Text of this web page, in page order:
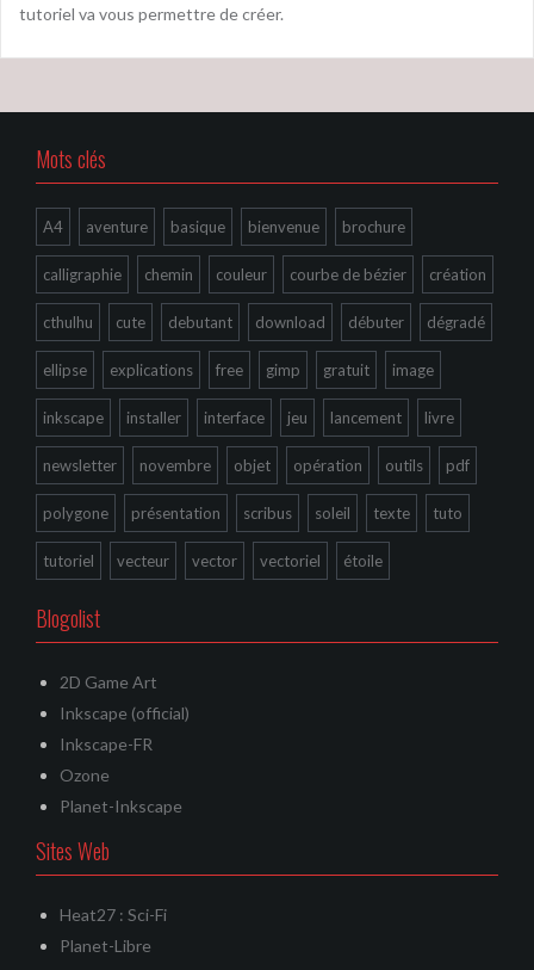
tutoriel va vous permettre de créer.
Mots clés
A4 aventure basique bienvenue brochure
calligraphie chemin couleur courbe de bézier création
cthulhu cute debutant download débuter dégradé
ellipse explications free gimp gratuit image
inkscape installer interface jeu lancement livre
newsletter novembre objet opération outils pdf
polygone présentation scribus soleil texte tuto
tutoriel vecteur vector vectoriel étoile
Blogolist
2D Game Art
Inkscape (official)
Inkscape-FR
Ozone
Planet-Inkscape
Sites Web
Heat27 : Sci-Fi
Planet-Libre